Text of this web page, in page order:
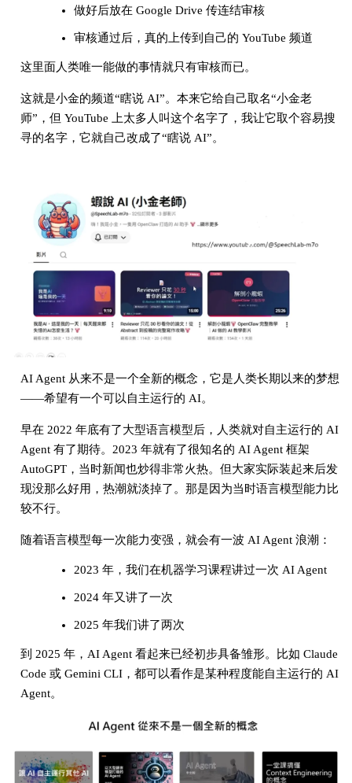
做好后放在 Google Drive 传连结审核
审核通过后，真的上传到自己的 YouTube 频道
这里面人类唯一能做的事情就只有审核而已。
这就是小金的频道“瞎说 AI”。本来它给自己取名“小金老
师”，但 YouTube 上太多人叫这个名字了，我让它取个容易搜
寻的名字，它就自己改成了“瞎说 AI”。
AI Agent 从来不是一个全新的概念，它是人类长期以来的梦想
——希望有一个可以自主运行的 AI。
早在 2022 年底有了大型语言模型后，人类就对自主运行的 AI
Agent 有了期待。2023 年就有了很知名的 AI Agent 框架
AutoGPT，当时新闻也炒得非常火热。但大家实际装起来后发
现没那么好用，热潮就淡掉了。那是因为当时语言模型能力比
较不行。
随着语言模型每一次能力变强，就会有一波 AI Agent 浪潮：
2023 年，我们在机器学习课程讲过一次 AI Agent
2024 年又讲了一次
2025 年我们讲了两次
到 2025 年，AI Agent 看起来已经初步具备雏形。比如 Claude
Code 或 Gemini CLI，都可以看作是某种程度能自主运行的 AI
Agent。